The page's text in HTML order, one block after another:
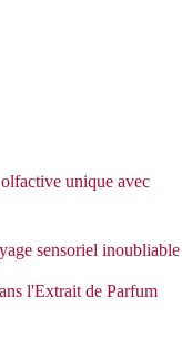
unique avec
sensoriel inoubliable
l'Extrait de Parfum